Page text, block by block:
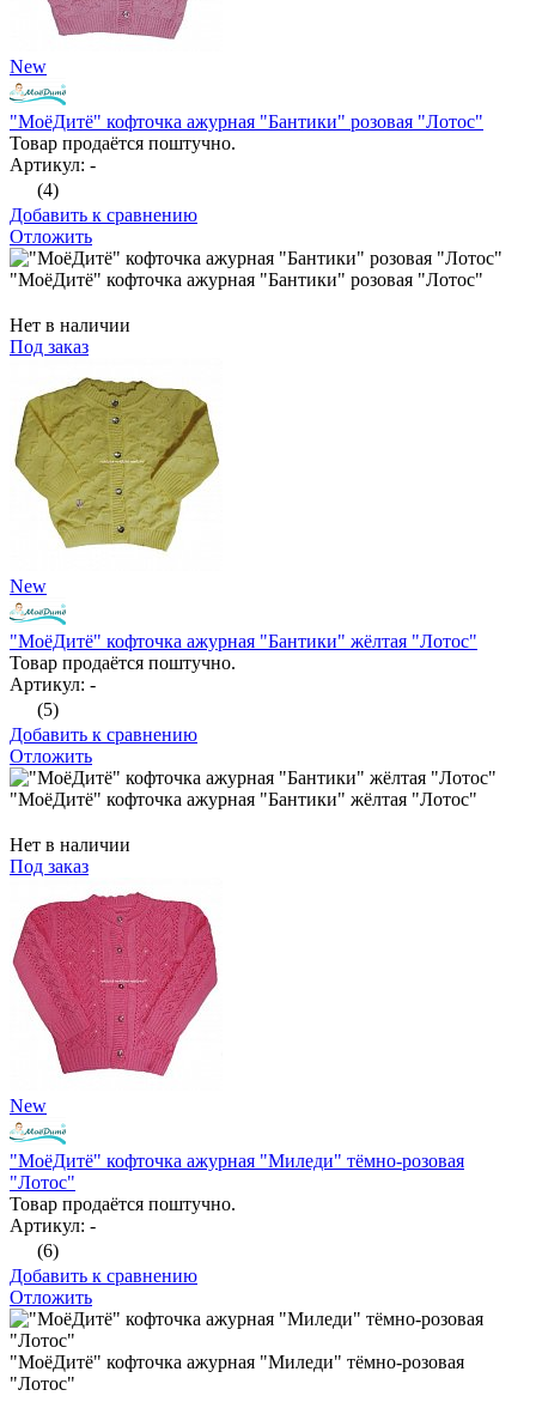
New
"МоёДитё" кофточка ажурная "Бантики" розовая "Лотос"
Товар продаётся поштучно.
Артикул: -
(4)
Добавить к сравнению
Отложить
"МоёДитё" кофточка ажурная "Бантики" розовая "Лотос"
Нет в наличии
Под заказ
New
"МоёДитё" кофточка ажурная "Бантики" жёлтая "Лотос"
Товар продаётся поштучно.
Артикул: -
(5)
Добавить к сравнению
Отложить
"МоёДитё" кофточка ажурная "Бантики" жёлтая "Лотос"
Нет в наличии
Под заказ
New
"МоёДитё" кофточка ажурная "Миледи" тёмно-розовая
"Лотос"
Товар продаётся поштучно.
Артикул: -
(6)
Добавить к сравнению
Отложить
"МоёДитё" кофточка ажурная "Миледи" тёмно-розовая
"Лотос"